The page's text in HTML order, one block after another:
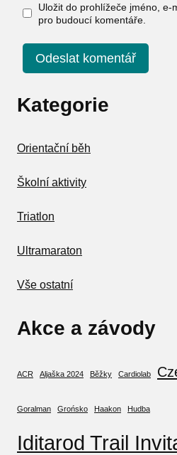
Uložit do prohlížeče jméno, e-
pro budoucí komentáře.
Kategorie
Orientační běh
Školní aktivity
Triatlon
Ultramaraton
Vše ostatní
Akce a závody
ACR Aljaška 2024 Běžky Cardiolab
Goralman Grońsko Haakon Hudba
Iditarod Trail